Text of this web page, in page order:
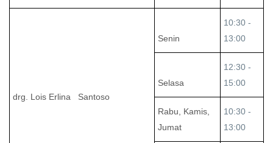
drg. Lois Erlina Santoso
Senin
10:30 -
13:00
Selasa
12:30 -
15:00
Rabu, Kamis,
Jumat
10:30 -
13:00